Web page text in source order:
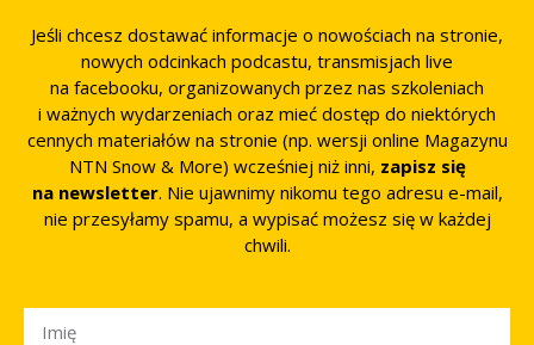
Jeśli chcesz dostawać informacje o nowościach na stronie,
nowych odcinkach podcastu, transmisjach live
na facebooku, organizowanych przez nas szkoleniach
i ważnych wydarzeniach oraz mieć dostęp do niektórych
cennych materiałów na stronie (np. wersji online Magazynu
NTN Snow & More) wcześniej niż inni, zapisz się
na newsletter. Nie ujawnimy nikomu tego adresu e-mail,
nie przesyłamy spamu, a wypisać możesz się w każdej
chwili.